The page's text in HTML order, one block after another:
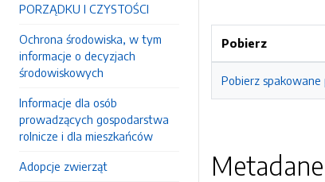
PORZĄDKU I CZYSTOŚCI
Ochrona środowiska, w tym
informacje o decyzjach
środowiskowych
Informacje dla osób
prowadzących gospodarstwa
rolnicze i dla mieszkańców
Adopcje zwierząt
Pobierz
Pobierz spakowane